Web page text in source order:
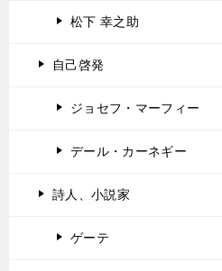
松下 幸之助
自己啓発
ジョセフ・マーフィー
デール・カーネギー
詩人、小説家
ゲーテ